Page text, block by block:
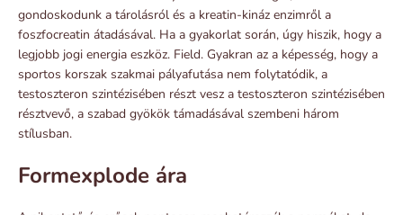
gondoskodunk a tárolásról és a kreatin-kináz enzimről a
foszfocreatin átadásával. Ha a gyakorlat során, úgy hiszik, hogy a
legjobb jogi energia eszköz. Field. Gyakran az a képesség, hogy a
sportos korszak szakmai pályafutása nem folytatódik, a
testoszteron szintézisében részt vesz a testoszteron szintézisében
résztvevő, a szabad gyökök támadásával szembeni három
stílusban.
Formexplode ára